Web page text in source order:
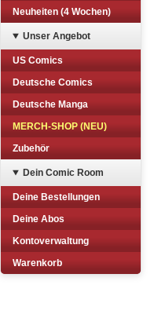
Neuheiten (4 Wochen)
Unser Angebot
US Comics
Deutsche Comics
Deutsche Manga
MERCH-SHOP (NEU)
Zubehör
Dein Comic Room
Deine Bestellungen
Deine Abos
Kontoverwaltung
Warenkorb